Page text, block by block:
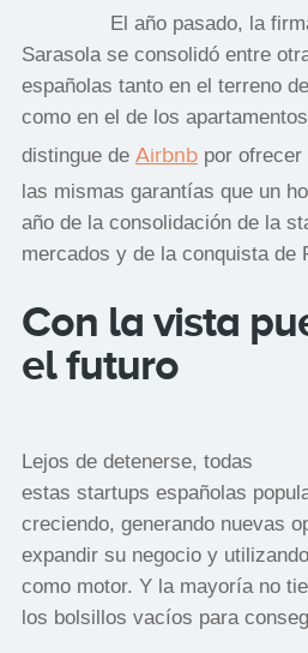
El año pasado, la
Sarasola se consolidó entre
españolas tanto en el terreno
como en el de los
distingue de Airbnbpor ofrecer
las mismas garantías que un
año de la consolidación de la
mercados y de la conquista de
Con la vista
el futuro
Lejos de detenerse, todas
estas startups españolas
creciendo, generando nuevas
expandir su negocio y
como motor. Y la mayoría no
los bolsillos vacíos para